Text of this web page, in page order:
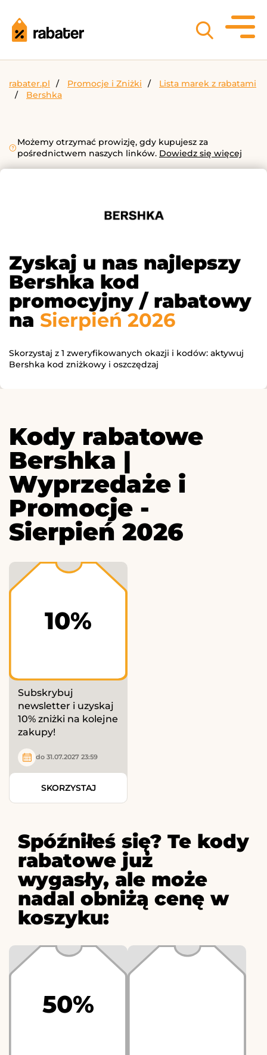
rabater.pl Promocje i Zniżki
Lista marek z rabatami
Bershka
Możemy otrzymać prowizję, gdy kupujesz za
pośrednictwem naszych linków. Dowiedz się więcej
Zyskaj u nas najlepszy
Bershka kod
promocyjny / rabatowy
na Sierpień 2026
Skorzystaj z 1 zweryfikowanych okazji i kodów: aktywuj
Bershka kod zniżkowy i oszczędzaj
Kody rabatowe
Bershka |
Wyprzedaże i
Promocje -
Sierpień 2026
10%
Subskrybuj
newsletter i uzyskaj
10% zniżki na kolejne
zakupy!
do 31.07.2027 23:59
SKORZYSTAJ
Spóźniłeś się? Te kody
rabatowe już
wygasły, ale może
nadal obniżą cenę w
koszyku:
50%